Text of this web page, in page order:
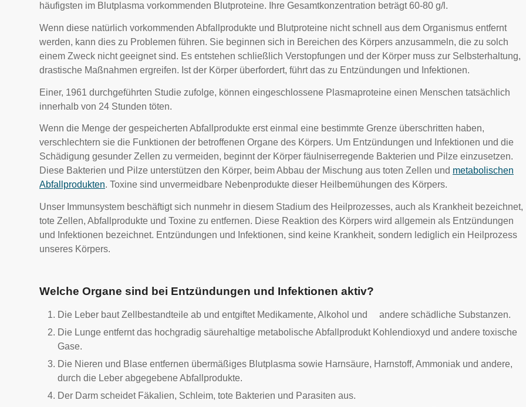
häufigsten im Blutplasma vorkommenden Blutproteine. Ihre Gesamtkonzentration beträgt 60-80 g/l.
Wenn diese natürlich vorkommenden Abfallprodukte und Blutproteine nicht schnell aus dem Organismus entfernt
werden, kann dies zu Problemen führen. Sie beginnen sich in Bereichen des Körpers anzusammeln, die zu solch
einem Zweck nicht geeignet sind. Es entstehen schließlich Verstopfungen und der Körper muss zur Selbsterhaltung,
drastische Maßnahmen ergreifen. Ist der Körper überfordert, führt das zu Entzündungen und Infektionen.
Einer, 1961 durchgeführten Studie zufolge, können eingeschlossene Plasmaproteine einen Menschen tatsächlich
innerhalb von 24 Stunden töten.
Wenn die Menge der gespeicherten Abfallprodukte erst einmal eine bestimmte Grenze überschritten haben,
verschlechtern sie die Funktionen der betroffenen Organe des Körpers. Um Entzündungen und Infektionen und die
Schädigung gesunder Zellen zu vermeiden, beginnt der Körper fäulniserregende Bakterien und Pilze einzusetzen.
Diese Bakterien und Pilze unterstützen den Körper, beim Abbau der Mischung aus toten Zellen und metabolischen
Abfallprodukten. Toxine sind unvermeidbare Nebenprodukte dieser Heilbemühungen des Körpers.
Unser Immunsystem beschäftigt sich nunmehr in diesem Stadium des Heilprozesses, auch als Krankheit bezeichnet,
tote Zellen, Abfallprodukte und Toxine zu entfernen. Diese Reaktion des Körpers wird allgemein als Entzündungen
und Infektionen bezeichnet. Entzündungen und Infektionen, sind keine Krankheit, sondern lediglich ein Heilprozess
unseres Körpers.
Welche Organe sind bei Entzündungen und Infektionen aktiv?
Die Leber baut Zellbestandteile ab und entgiftet Medikamente, Alkohol und andere schädliche Substanzen.
Die Lunge entfernt das hochgradig säurehaltige metabolische Abfallprodukt Kohlendioxyd und andere toxische
Gase.
Die Nieren und Blase entfernen übermäßiges Blutplasma sowie Harnsäure, Harnstoff, Ammoniak und andere,
durch die Leber abgegebene Abfallprodukte.
Der Darm scheidet Fäkalien, Schleim, tote Bakterien und Parasiten aus.